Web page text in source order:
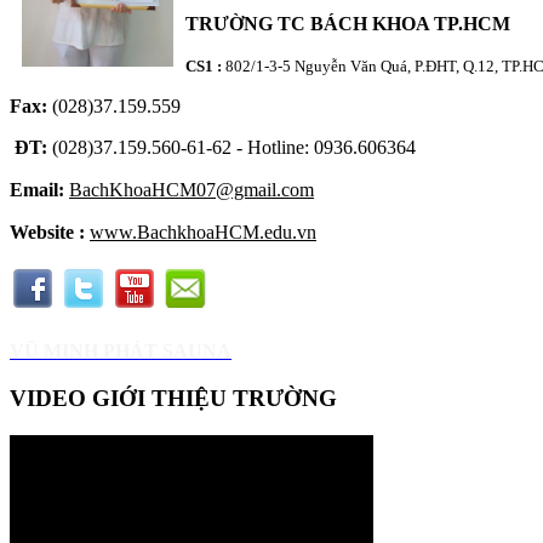
TRƯỜNG TC BÁCH KHOA TP.HCM
CS1 : 802/1-3-5 Nguyễn Văn Quá, P.ĐHT, Q.12,
Fax: (028)37.159.559
ĐT: (028)37.159.560-61-62 - Hotline: 0936.606364
Email: BachKhoaHCM07@gmail.com
Website : www.BachkhoaHCM.edu.vn
VIDEO GIỚI THIỆU TRƯỜNG